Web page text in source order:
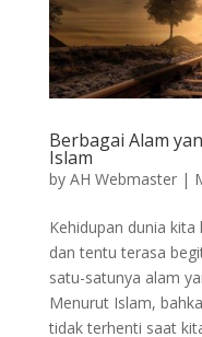
Berbagai Alam
Islam
by AH Webmaster|
Kehidupan dunia
dan tentu terasa
satu-satunya alam
Menurut Islam,
tidak terhenti saat